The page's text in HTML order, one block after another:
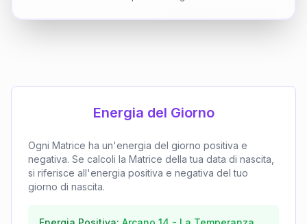
Energia del Giorno
Ogni Matrice ha un'energia del giorno positiva e
negativa. Se calcoli la Matrice della tua data di nascita,
si riferisce all'energia positiva e negativa del tuo
giorno di nascita.